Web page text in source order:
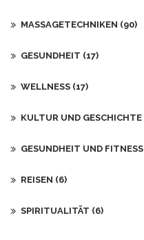
MASSAGETECHNIKEN (90)
GESUNDHEIT (17)
WELLNESS (17)
KULTUR UND GESCHICHTE
GESUNDHEIT UND FITNESS
REISEN (6)
SPIRITUALITÄT (6)